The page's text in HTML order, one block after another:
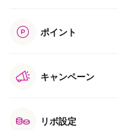
ポイント
キャンペーン
リボ設定